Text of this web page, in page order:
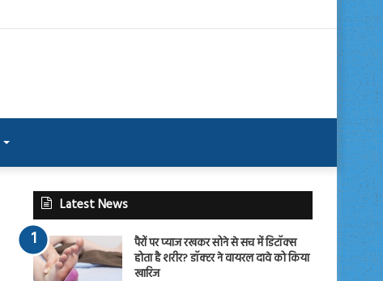
Latest News
पैरों पर प्याज रखकर सोने से सच में डिटॉक्स
होता है शरीर? डॉक्टर ने वायरल दावे को किया
खारिज